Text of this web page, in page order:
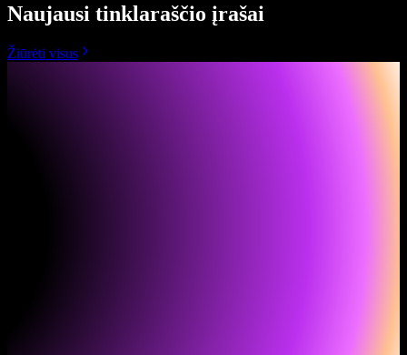
Naujausi tinklaraščio įrašai
Žiūrėti visus